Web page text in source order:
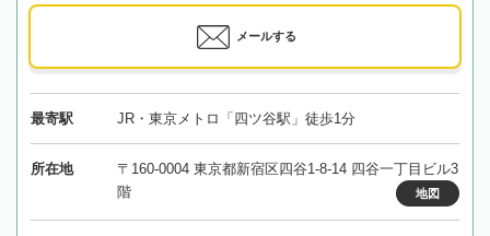
メールする
最寄駅 JR・東京メトロ「四ツ谷駅」徒歩1分
所在地
〒160-0004 東京都新宿区四谷1-8-14 四谷一丁目ビル3
階
地図